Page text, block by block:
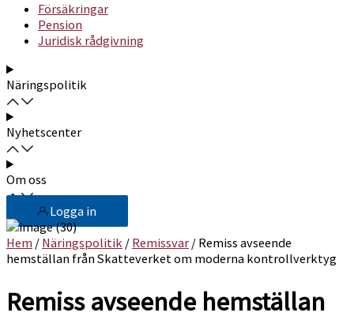
Försäkringar
Pension
Juridisk rådgivning
Näringspolitik
Nyhetscenter
Om oss
Logga in
Hem / Näringspolitik / Remissvar / Remiss avseende
hemställan från Skatteverket om moderna kontrollverktyg
Remiss avseende hemställan